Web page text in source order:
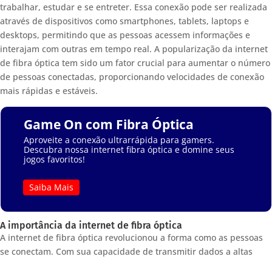
trabalhar, estudar e se entreter. Essa conexão pode ser realizada
através de dispositivos como smartphones, tablets, laptops e
desktops, permitindo que as pessoas acessem informações e
interajam com outras em tempo real. A popularização da internet
de fibra óptica tem sido um fator crucial para aumentar o número
de pessoas conectadas, proporcionando velocidades de conexão
mais rápidas e estáveis.
Game On com Fibra Óptica
Aproveite a conexão ultrarrápida para gamers.
Descubra nossa internet fibra óptica e domine seus
jogos favoritos!
Saiba Mais
A importância da internet de fibra óptica
A internet de fibra óptica revolucionou a forma como as pessoas
se conectam. Com sua capacidade de transmitir dados a altas